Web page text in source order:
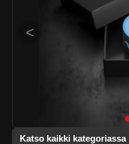
<
Katso kaikki kategoriassa